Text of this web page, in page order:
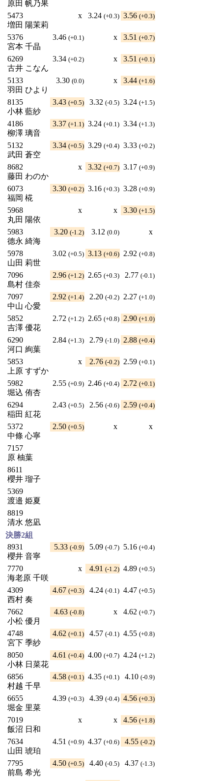
原田 帆乃果
5473
増田 陽茉莉
x 3.24 (+0.3) 3.56 (+0.3)
5376
宮本 千晶
3.46 (+0.1) x 3.51 (+0.7)
6269
古井 こなん
3.34 (+0.2) x 3.51 (+0.1)
5133
羽田 ひより
3.30 (0.0) x 3.44 (+1.6)
8135
小林 藍紗
3.43 (+0.5) 3.32 (-0.5) 3.24 (+1.5)
4186
柳澤 璃音
3.37 (+1.1) 3.24 (+0.1) 3.34 (+1.3)
5132
武田 蒼空
3.34 (+0.5) 3.29 (+0.4) 3.33 (+0.2)
8682
藤田 わのか
x 3.32 (+0.7) 3.17 (+0.9)
6073
福岡 椛
3.30 (+0.2) 3.16 (+0.3) 3.28 (+0.9)
5968
丸田 陽依
x x 3.30 (+1.5)
5983
德永 綺海
3.20 (-1.2) 3.12 (0.0) x
5978
山田 莉世
3.02 (+0.5) 3.13 (+0.6) 2.92 (+0.8)
7096
島村 佳奈
2.96 (+1.2) 2.65 (+0.3) 2.77 (-0.1)
7097
中山 心愛
2.92 (+1.4) 2.20 (-0.2) 2.27 (+1.0)
5852
吉澤 優花
2.72 (+1.2) 2.65 (+0.8) 2.90 (+1.0)
6290
河口 絢葉
2.84 (+1.3) 2.79 (-1.0) 2.88 (+0.4)
5853
上原 すずか
x 2.76 (-0.2) 2.59 (+0.1)
5982
堀込 侑杏
2.55 (+0.9) 2.46 (+0.4) 2.72 (+0.1)
6294
稲田 紅花
2.43 (+0.5) 2.56 (-0.6) 2.59 (+0.4)
5372
中條 心寧
2.50 (+0.5) x x
7157
原 柚葉
8611
櫻井 瑠子
5369
渡邉 姫夏
8819
清水 悠凪
決勝2組
8931
櫻井 音寧
5.33 (-0.9) 5.09 (-0.7) 5.16 (+0.4)
7770
海老原 千咲
x 4.91 (-1.2) 4.89 (+0.5)
4309
西村 奏
4.67 (+0.3) 4.24 (-0.1) 4.47 (+0.5)
7662
小松 優月
4.63 (-0.8) x 4.62 (+0.7)
4748
宮下 季紗
4.62 (+0.1) 4.57 (-0.1) 4.55 (+0.8)
8050
小林 日菜花
4.61 (+0.4) 4.00 (+0.7) 4.24 (+1.2)
6856
村越 千早
4.58 (+0.1) 4.35 (+0.1) 4.10 (-0.9)
6655
堀金 里菜
4.39 (+0.3) 4.39 (-0.4) 4.56 (+0.3)
7019
飯沼 日和
x x 4.56 (+1.8)
7634
山田 琥珀
4.51 (+0.9) 4.37 (+0.6) 4.55 (-0.2)
7795
前島 希光
4.50 (+0.5) 4.40 (-0.5) 4.37 (-1.3)